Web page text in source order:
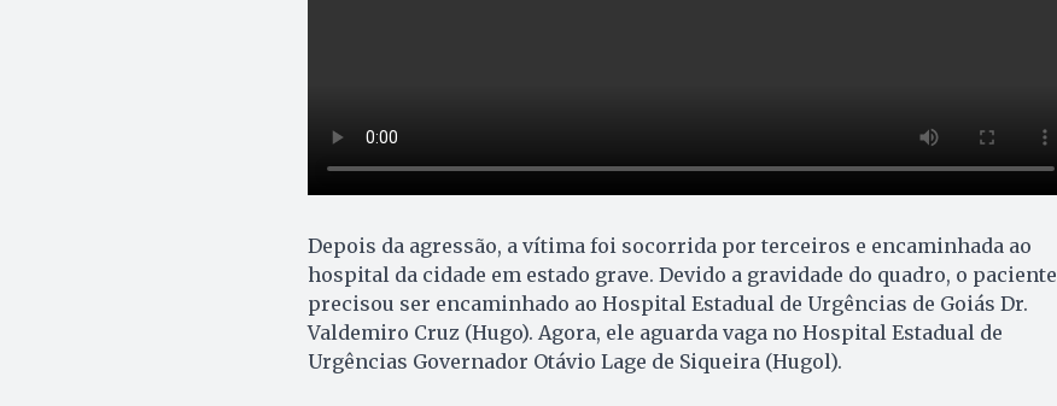
Depois da agressão, a vítima foi socorrida por terceiros e encaminhada ao
hospital da cidade em estado grave. Devido a gravidade do quadro, o paciente
precisou ser encaminhado ao Hospital Estadual de Urgências de Goiás Dr.
Valdemiro Cruz (Hugo). Agora, ele aguarda vaga no Hospital Estadual de
Urgências Governador Otávio Lage de Siqueira (Hugol).